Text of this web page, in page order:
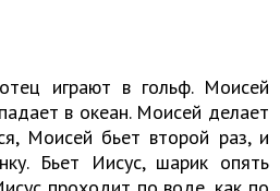
играют в гольф. Моисей
в океан. Моисей делает
Моисей бьет второй раз, и
Бьет Иисус, шарик опять